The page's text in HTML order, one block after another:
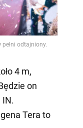
4 m,
on
IN.
Tera to